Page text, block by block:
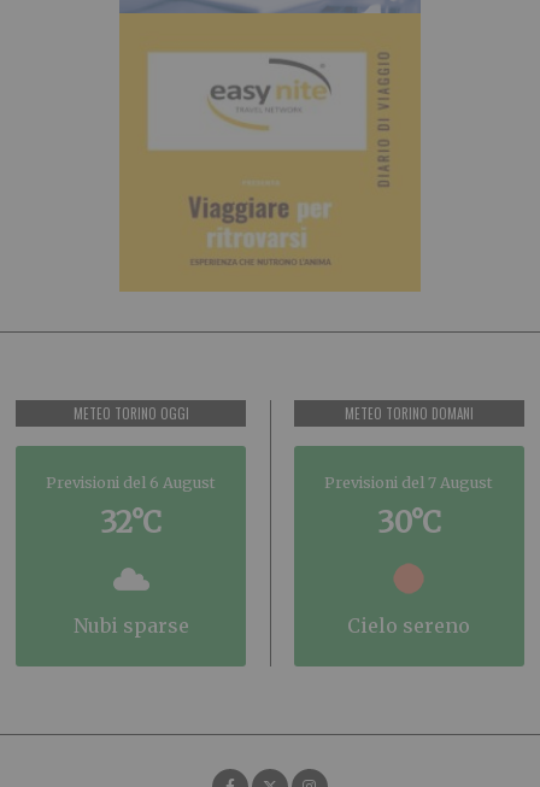
METEO TORINO OGGI
Previsioni del 6 August
32°C
nubi sparse
METEO TORINO DOMANI
Previsioni del 7 August
30°C
cielo sereno